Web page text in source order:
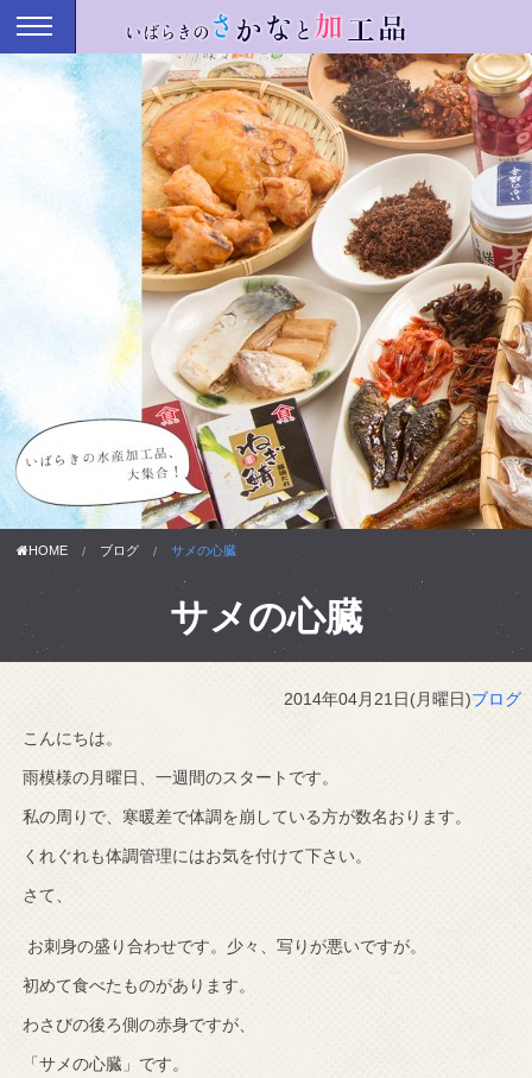
HOME ブログ サメの心臓
サメの心臓
2014年04月21日(月曜日)ブログ
こんにちは。
雨模様の月曜日、一週間のスタートです。
私の周りで、寒暖差で体調を崩している方が数名おります。
くれぐれも体調管理にはお気を付けて下さい。
さて、
お刺身の盛り合わせです。少々、写りが悪いですが。
初めて食べたものがあります。
わさびの後ろ側の赤身ですが、
「サメの心臓」です。